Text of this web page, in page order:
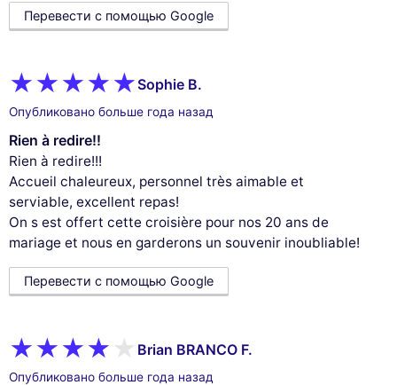
Перевести с помощью Google
Sophie B.
Опубликовано больше года назад
Rien à redire!!
Rien à redire!!!
Accueil chaleureux, personnel très aimable et
serviable, excellent repas!
On s est offert cette croisière pour nos 20 ans de
mariage et nous en garderons un souvenir inoubliable!
Перевести с помощью Google
Brian BRANCO F.
Опубликовано больше года назад